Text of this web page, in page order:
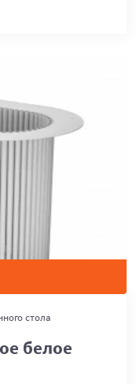
стола
белое